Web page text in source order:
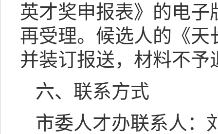
英才奖申报表》的电
再受理。候选人的《
并装订报送，材料不予
六、联系方式
市委人才办联系人：